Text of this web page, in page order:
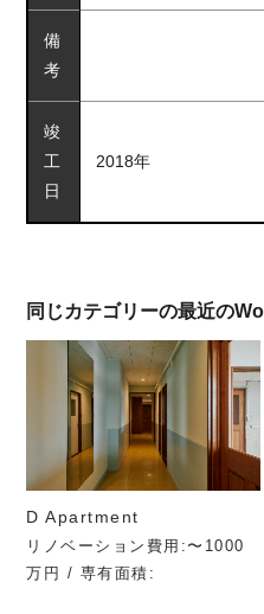
備
考
竣
工
日
2018年
同じカテゴリーの最近の
D Apartment
リノベーション費用:〜1000
万円 / 専有面積: